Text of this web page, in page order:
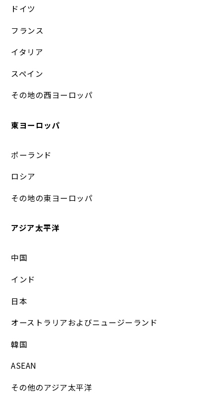
ドイツ
フランス
イタリア
スペイン
その地の西ヨーロッパ
東ヨーロッパ
ポーランド
ロシア
その地の東ヨーロッパ
アジア太平洋
中国
インド
日本
オーストラリアおよびニュージーランド
韓国
ASEAN
その他のアジア太平洋